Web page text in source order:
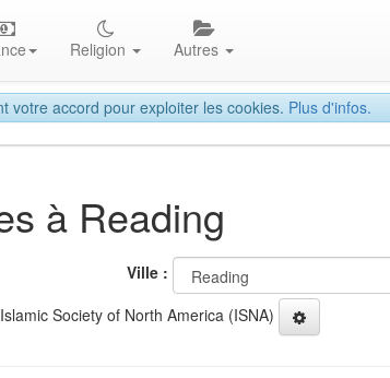
votre accord pour exploiter les cookies. Plus d'infos.
Religion Autres
à Reading
Ville :
Society of North America (ISNA)